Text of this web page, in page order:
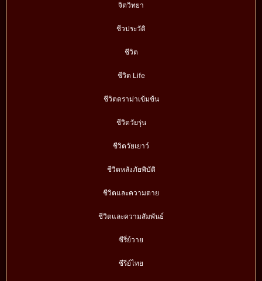
จิตวิทยา
ชีวประวัติ
ชีวิต
ชีวิต Life
ชีวิตดราม่าเข้มข้น
ชีวิตวัยรุ่น
ชีวิตวัยเยาว์
ชีวิตหลังภัยพิบัติ
ชีวิตและความตาย
ชีวิตและความสัมพันธ์
ซีรี่ย์วาย
ซีรีย์ไทย